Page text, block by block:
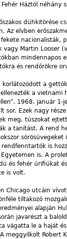
Háztól néhány
dühkitörése
Az elvben
nacionalisták,
vagy Martin Looser
mindennapos
és rendőrökre
korlátozódott a
a vietnami
1968. január
sor. Ezek nagy
meg, túszokat
a tanítást. A rend
is
Egyetemen is. A
és fehér úrifiúkat
is volt.
Chicago utcáin
tiltakozó
alapján
javarészt a
vágatta le a haját
meggyilkolt Robert